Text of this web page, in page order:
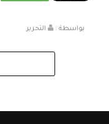
بواسطة :
التحرير